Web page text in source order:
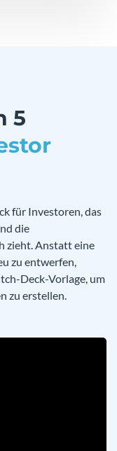
5
für Investoren, das
die
zieht. Anstatt eine
zu entwerfen,
Deck-Vorlage, um
zu erstellen.